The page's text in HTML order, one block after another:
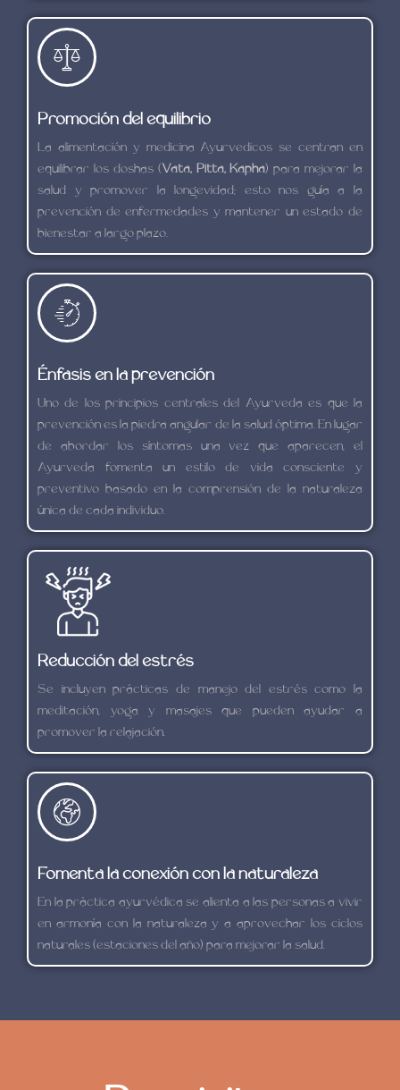
Promoción del equilibrio
La alimentación y medicina Ayurvedicos se centran en
equilibrar los doshas (Vata, Pitta, Kapha) para mejorar la
salud y promover la longevidad; esto nos guía a la
prevención de enfermedades y mantener un estado de
bienestar a largo plazo.
Énfasis en la prevención
Uno de los principios centrales del Ayurveda es que la
prevención es la piedra angular de la salud óptima. En lugar
de abordar los síntomas una vez que aparecen, el
Ayurveda fomenta un estilo de vida consciente y
preventivo basado en la comprensión de la naturaleza
única de cada individuo.
Reducción del estrés
Se incluyen prácticas de manejo del estrés como la
meditación, yoga y masajes que pueden ayudar a
promover la relajación.
Fomenta la conexión con la naturaleza
En la práctica ayurvédica se alienta a las personas a vivir
en armonía con la naturaleza y a aprovechar los ciclos
naturales (estaciones del año) para mejorar la salud.